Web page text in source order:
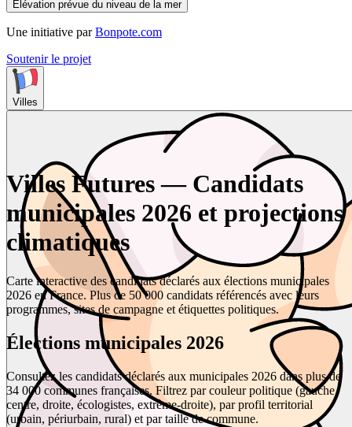
Élévation prévue du niveau de la mer
Une initiative par Bonpote.com
Soutenir le projet
Villes
Villes Futures — Candidats
municipales 2026 et projections
climatiques
Carte interactive des candidats déclarés aux élections municipales
2026 en France. Plus de 50 000 candidats référencés avec leurs
programmes, sites de campagne et étiquettes politiques.
Élections municipales 2026
Consultez les candidats déclarés aux municipales 2026 dans plus de
34 000 communes françaises. Filtrez par couleur politique (gauche,
centre, droite, écologistes, extrême-droite), par profil territorial
(urbain, périurbain, rural) et par taille de commune.